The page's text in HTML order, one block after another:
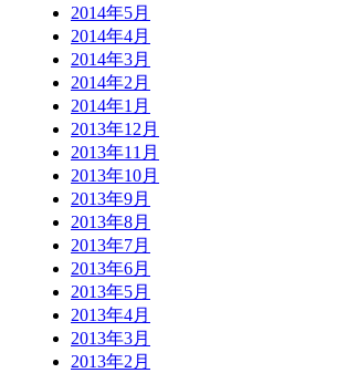
2014年5月
2014年4月
2014年3月
2014年2月
2014年1月
2013年12月
2013年11月
2013年10月
2013年9月
2013年8月
2013年7月
2013年6月
2013年5月
2013年4月
2013年3月
2013年2月